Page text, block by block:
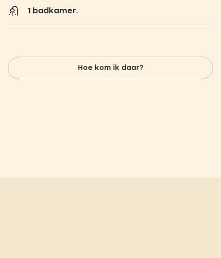
1 badkamer.
Hoe kom ik daar?